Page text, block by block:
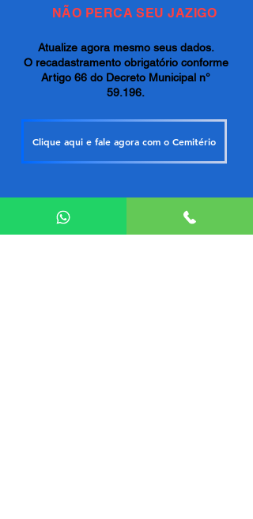
NÃO PERCA SEU JAZIGO
Atualize agora mesmo seus dados.
O recadastramento obrigatório conforme
Artigo 66 do Decreto Municipal n°
59.196.
Clique aqui e fale agora com o Cemitério